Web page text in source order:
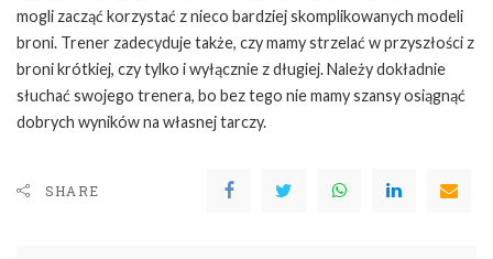
mogli zacząć korzystać z nieco bardziej skomplikowanych modeli
broni. Trener zadecyduje także, czy mamy strzelać w przyszłości z
broni krótkiej, czy tylko i wyłącznie z długiej. Należy dokładnie
słuchać swojego trenera, bo bez tego nie mamy szansy osiągnąć
dobrych wyników na własnej tarczy.
SHARE